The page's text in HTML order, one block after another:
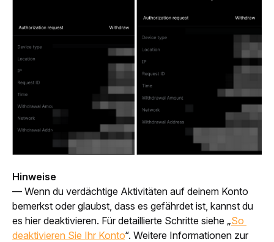
Hinweise
— Wenn du verdächtige Aktivitäten auf deinem Konto
bemerkst oder glaubst, dass es gefährdet ist, kannst du
es hier deaktivieren. Für detaillierte Schritte siehe „So
deaktivieren Sie Ihr Konto“. Weitere Informationen zur